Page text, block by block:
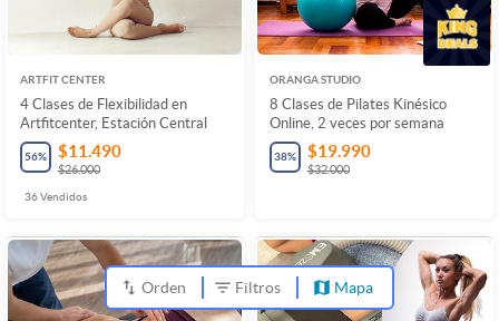
ARTFIT CENTER
4 Clases de Flexibilidad en
Artfitcenter, Estación Central
56% $11.490
$26.000
36Vendidos
ORANGA STUDIO
8 Clases de Pilates Kinésico
Online, 2 veces por semana
38% $19.990
$32.000
Orden Filtros Mapa